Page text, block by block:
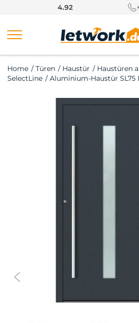
4.92
Home / Türen / Haustür / Haustüren
SelectLine / Aluminium-Haustür SL75